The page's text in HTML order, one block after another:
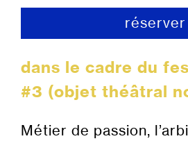
réserver
dans le cadre du
#3 (objet théâtral
Métier de passion,